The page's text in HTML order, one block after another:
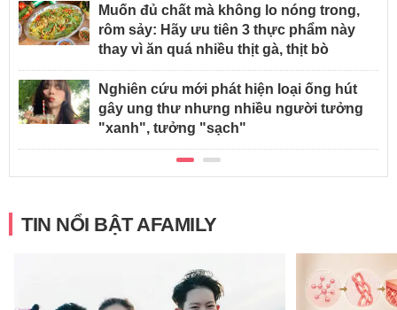
Muốn đủ chất mà không lo nóng trong,
rôm sảy: Hãy ưu tiên 3 thực phẩm này
thay vì ăn quá nhiều thịt gà, thịt bò
Nghiên cứu mới phát hiện loại ống hút
gây ung thư nhưng nhiều người tưởng
"xanh", tưởng "sạch"
TIN NỔI BẬT AFAMILY